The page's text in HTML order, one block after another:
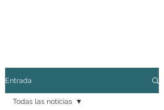
Entrada
Todas las noticias